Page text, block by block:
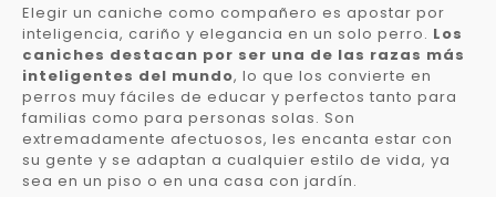
Elegir un caniche como compañero es apostar por
inteligencia, cariño y elegancia en un solo perro. Los
caniches destacan por ser una de las razas más
inteligentes del mundo, lo que los convierte en
perros muy fáciles de educar y perfectos tanto para
familias como para personas solas. Son
extremadamente afectuosos, les encanta estar con
su gente y se adaptan a cualquier estilo de vida, ya
sea en un piso o en una casa con jardín.